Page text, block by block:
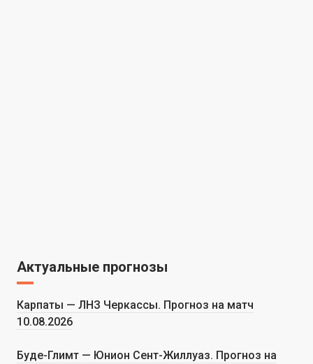
Актуальные прогнозы
Карпаты — ЛНЗ Черкассы. Прогноз на матч
10.08.2026
Буде-Глимт — Юнион Сент-Жиллуаз. Прогноз на